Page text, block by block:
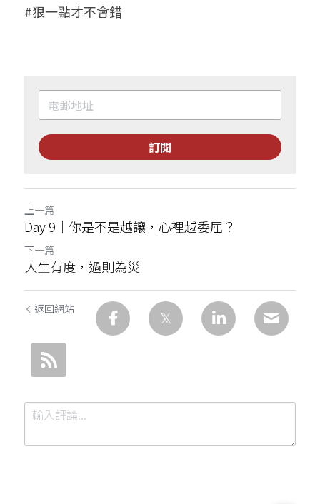
#狠一點才不會錯
訂閱
上一篇
Day 9｜你是不是越讓，心裡越委屈？
下一篇
人生有度，過則為災
返回網站